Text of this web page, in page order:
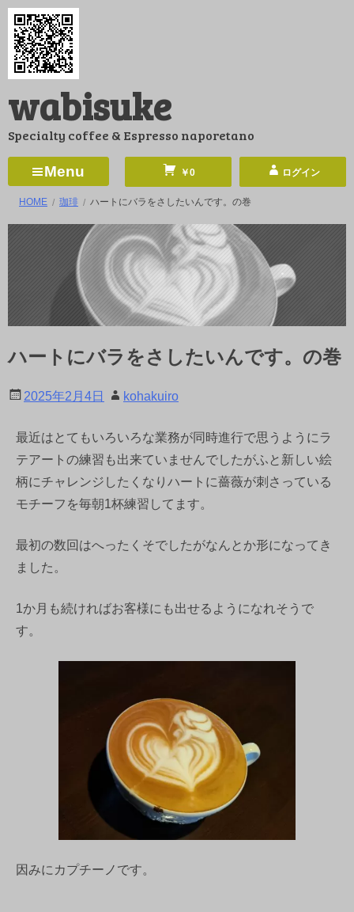
コ
ン
ツ
ス
ッ
wabisuke
Specialty coffee & Espresso naporetano
Menu ￥0 ログイン
HOME 珈琲 ハートにバラをさしたいんです。の巻
ハートにバラをさしたいんです。の巻
2025年2月4日 kohakuiro
最近はとてもいろいろな業務が同時進行で思うようにラ
テアートの練習も出来ていませんでしたがふと新しい絵
柄にチャレンジしたくなりハートに薔薇が刺さっている
モチーフを毎朝1杯練習してます。
最初の数回はへったくそでしたがなんとか形になってき
ました。
1か月も続ければお客様にも出せるようになれそうで
す。
因みにカプチーノです。